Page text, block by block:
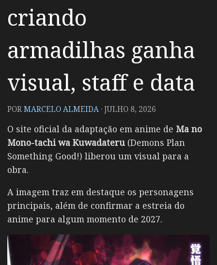
criando
armadilhas ganha
visual, staff e data
PORMARCELO ALMEIDA ·JULHO 8, 2026
O site oficial da adaptação em anime de Ma no
Mono-tachi wa Kuwadateru (Demons Plan
Something Good!) liberou um visual para a
obra.
A imagem traz em destaque os personagens
principais, além de confirmar a estreia do
anime para algum momento de 2027.